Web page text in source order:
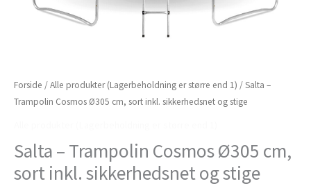
Forside /Alle produkter (Lagerbeholdning er større end 1) / Salta –
Trampolin Cosmos Ø305 cm, sort inkl. sikkerhedsnet og stige
Salta – Trampolin Cosmos Ø305 cm,
sort inkl. sikkerhedsnet og stige